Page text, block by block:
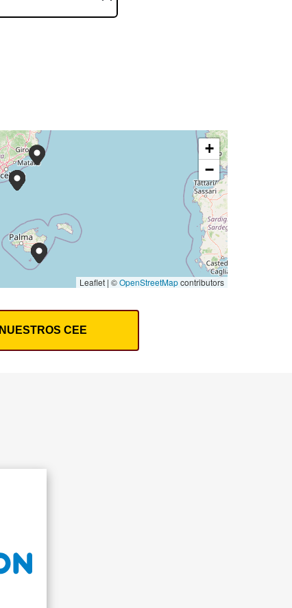
+
−
Leaflet | ©OpenStreetMapcontributors
NUESTROS CEE